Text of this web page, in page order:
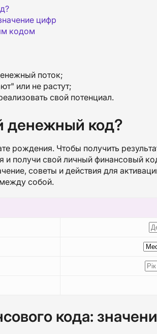
цифр
кодом
поток;
или не растут;
свой потенциал.
денежный код?
рождения. Чтобы получить
и получи свой личный финансовый
советы и действия для
между собой.
кода: